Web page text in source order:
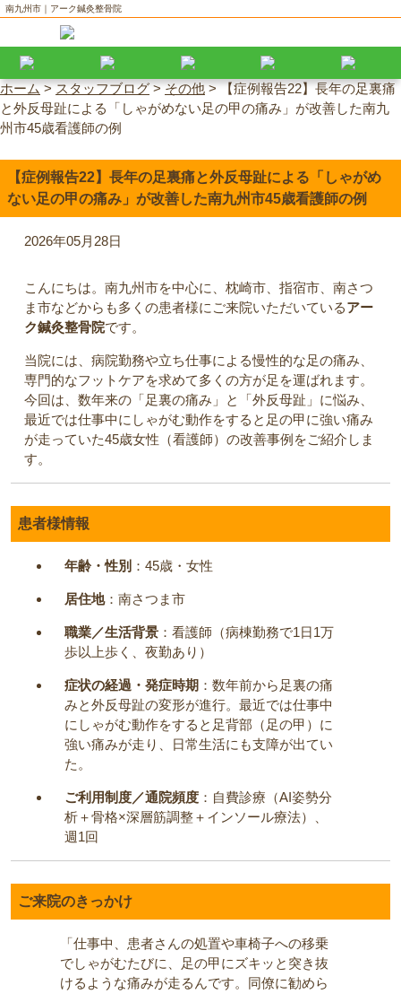
南九州市｜アーク鍼灸整骨院
ホーム>スタッフブログ>その他>【症例報告22】長年の足裏痛
と外反母趾による「しゃがめない足の甲の痛み」が改善した南九
州市45歳看護師の例
【症例報告22】長年の足裏痛と外反母趾による「しゃがめ
ない足の甲の痛み」が改善した南九州市45歳看護師の例
2026年05月28日
こんにちは。南九州市を中心に、枕崎市、指宿市、南さつ
ま市などからも多くの患者様にご来院いただいているアー
ク鍼灸整骨院です。
当院には、病院勤務や立ち仕事による慢性的な足の痛み、
専門的なフットケアを求めて多くの方が足を運ばれます。
今回は、数年来の「足裏の痛み」と「外反母趾」に悩み、
最近では仕事中にしゃがむ動作をすると足の甲に強い痛み
が走っていた45歳女性（看護師）の改善事例をご紹介しま
す。
患者様情報
年齢・性別 ：45歳・女性
居住地：南さつま市
職業／生活背景 ：看護師（病棟勤務で1日1万
歩以上歩く、夜勤あり）
症状の経過・発症時期 ：数年前から足裏の痛
みと外反母趾の変形が進行。最近では仕事中
にしゃがむ動作をすると足背部（足の甲）に
強い痛みが走り、日常生活にも支障が出てい
た。
ご利用制度／通院頻度 ：自費診療（AI姿勢分
析＋骨格×深層筋調整＋インソール療法）、
週1回
ご来院のきっかけ
「仕事中、患者さんの処置や車椅子への移乗
でしゃがむたびに、足の甲にズキッと突き抜
けるような痛みが走るんです。同僚に勧めら